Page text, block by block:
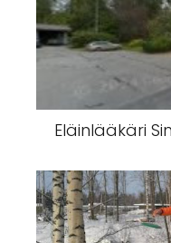
Eläinlääkäri